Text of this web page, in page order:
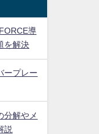
導
を解決
ープレー
分解やメ
説